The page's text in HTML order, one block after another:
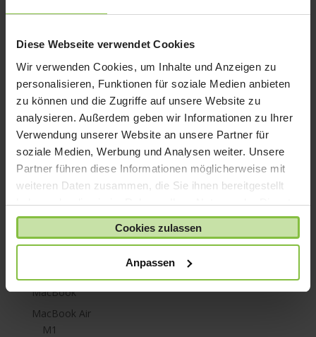
Diese Webseite verwendet Cookies
Wir verwenden Cookies, um Inhalte und Anzeigen zu
personalisieren, Funktionen für soziale Medien anbieten
zu können und die Zugriffe auf unsere Website zu
analysieren. Außerdem geben wir Informationen zu Ihrer
Verwendung unserer Website an unsere Partner für
soziale Medien, Werbung und Analysen weiter. Unsere
Partner führen diese Informationen möglicherweise mit
weiteren Daten zusammen, die Sie ihnen bereitgestellt
haben oder die sie im Rahmen Ihrer Nutzung der Dienste
gesammelt haben.
Cookies zulassen
Anpassen
iPhone 8
iPhone SE
iPod nano
iPod shuffle
iPod touch
Kabel & Adapter
Kopfhörer
LaCie Rugged
Lightning
Mac Pro
MacBook
MacBook Air
M1